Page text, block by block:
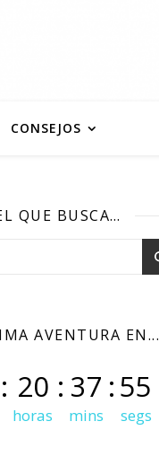
CONSEJOS
QUE BUSCA…
AVENTURA EN...
: 20
horas
: 37
mins
:53
segs